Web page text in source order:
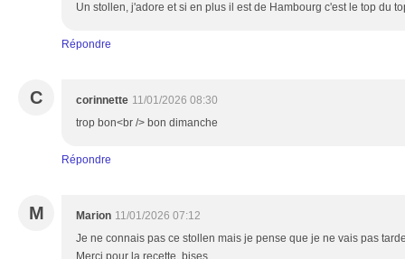
Un stollen, j'adore et si en plus il est de Hambourg c'est le top du
Répondre
C corinnette 11/01/2026 08:30
trop bon<br /> bon dimanche
Répondre
M Marion 11/01/2026 07:12
Je ne connais pas ce stollen mais je pense que je ne vais pas
Merci pour la recette, bises.